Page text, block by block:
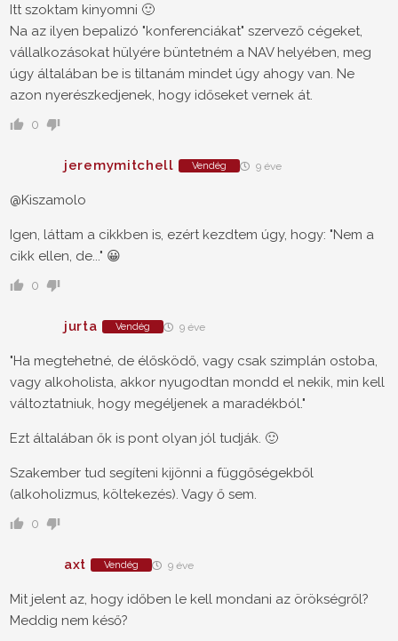
Itt szoktam kinyomni 🙂
Na az ilyen bepalizó "konferenciákat" szervező cégeket,
vállalkozásokat hülyére büntetném a NAV helyében, meg
úgy általában be is tiltanám mindet úgy ahogy van. Ne
azon nyerészkedjenek, hogy időseket vernek át.
0
jeremymitchell Vendég 9 éve
@Kiszamolo
Igen, láttam a cikkben is, ezért kezdtem úgy, hogy: "Nem a
cikk ellen, de..." 😀
0
jurta Vendég 9 éve
"Ha megtehetné, de élősködő, vagy csak szimplán ostoba,
vagy alkoholista, akkor nyugodtan mondd el nekik, min kell
változtatniuk, hogy megéljenek a maradékból."
Ezt általában ők is pont olyan jól tudják. 🙂
Szakember tud segíteni kijönni a függőségekből
(alkoholizmus, költekezés). Vagy ő sem.
0
axt Vendég 9 éve
Mit jelent az, hogy időben le kell mondani az örökségről?
Meddig nem késő?